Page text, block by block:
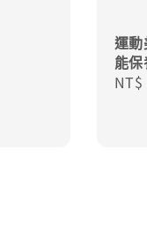
運
能
Sale
NT$